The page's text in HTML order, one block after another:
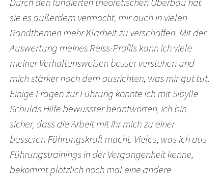
sie es außerdem vermocht, mir auch in vielen
Randthemen mehr Klarheit zu verschaffen. Mit der
Auswertung meines Reiss-Profils kann ich viele
meiner Verhaltensweisen besser verstehen und
mich stärker nach dem ausrichten, was mir gut tut.
Einige Fragen zur Führung konnte ich mit Sibylle
Schulds Hilfe bewusster beantworten, ich bin
sicher, dass die Arbeit mit ihr mich zu einer
besseren Führungskraft macht. Vieles, was ich aus
Führungstrainings in der Vergangenheit kenne,
bekommt plötzlich noch mal eine andere